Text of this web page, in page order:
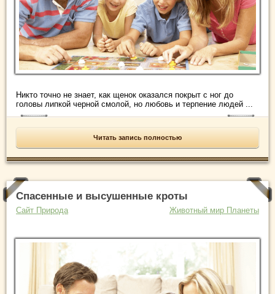
Никто точно не знает, как щенок оказался покрыт с ног до
головы липкой черной смолой, но любовь и терпение людей ...
Читать запись полностью
Спасенные и высушенные кроты
Сайт Природа Животный мир Планеты